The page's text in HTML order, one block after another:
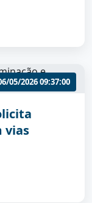
05/2026 09:37:00
vias